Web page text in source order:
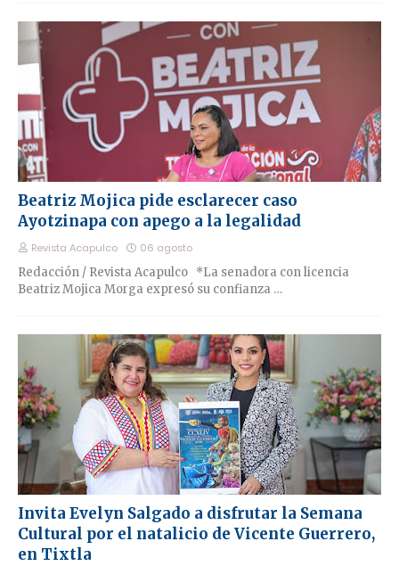
Beatriz Mojica pide esclarecer caso
Ayotzinapa con apego a la legalidad
Revista Acapulco 06 agosto
Redacción / Revista Acapulco *La senadora con licencia
Beatriz Mojica Morga expresó su confianza …
Invita Evelyn Salgado a disfrutar la Semana
Cultural por el natalicio de Vicente Guerrero,
en Tixtla